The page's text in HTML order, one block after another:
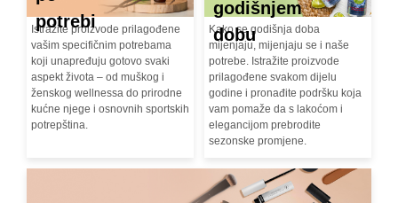
potrebi
Istražite proizvode prilagođene
vašim specifičnim potrebama
koji unapređuju gotovo svaki
aspekt života – od muškog i
ženskog wellnessa do prirodne
kućne njege i osnovnih sportskih
potrepština.
godišnjem
dobu
Kako se godišnja doba
mijenjaju, mijenjaju se i naše
potrebe. Istražite proizvode
prilagođene svakom dijelu
godine i pronađite podršku koja
vam pomaže da s lakoćom i
elegancijom prebrodite
sezonske promjene.